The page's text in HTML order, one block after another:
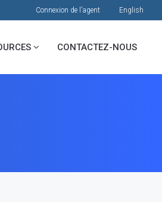
Connexion de l'agent English
CONTACTEZ-NOUS